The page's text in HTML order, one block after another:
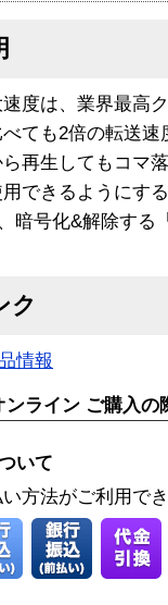
度は、業界最高
ても2倍の転送
再生してもコマ
できるようにす
暗号化&解除する
ク
情報
ンライン ご購入の
いて
方法がご利用で